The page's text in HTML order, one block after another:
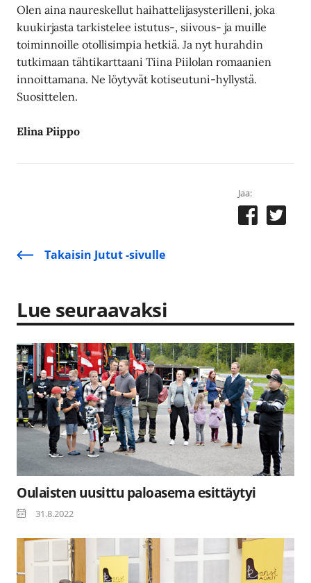
Olen aina naureskellut haihattelijasysterilleni, joka
kuukirjasta tarkistelee istutus-, siivous- ja muille
toiminnoille otollisimpia hetkiä. Ja nyt hurahdin
tutkimaan tähtikarttaani Tiina Piilolan romaanien
innoittamana. Ne löytyvät kotiseutuni-hyllystä.
Suosittelen.
Elina Piippo
Jaa:
Takaisin Jutut -sivulle
Lue seuraavaksi
Oulaisten uusittu paloasema esittäytyi
31.8.2022